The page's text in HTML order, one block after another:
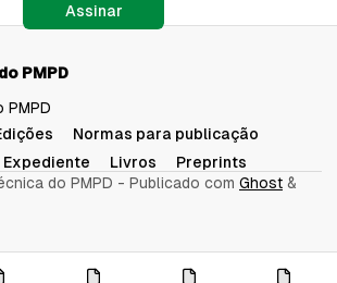
Assinar
PMPD
PMPD
Normas para publicação
Expediente Livros
Preprints
do PMPD - Publicado com Ghost &